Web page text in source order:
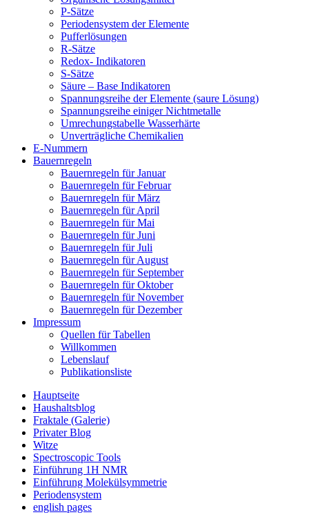
P-Sätze
Periodensystem der Elemente
Pufferlösungen
R-Sätze
Redox- Indikatoren
S-Sätze
Säure – Base Indikatoren
Spannungsreihe der Elemente (saure Lösung)
Spannungsreihe einiger Nichtmetalle
Umrechungstabelle Wasserhärte
Unverträgliche Chemikalien
E-Nummern
Bauernregeln
Bauernregeln für Januar
Bauernregeln für Februar
Bauernregeln für März
Bauernregeln für April
Bauernregeln für Mai
Bauernregeln für Juni
Bauernregeln für Juli
Bauernregeln für August
Bauernregeln für September
Bauernregeln für Oktober
Bauernregeln für November
Bauernregeln für Dezember
Impressum
Quellen für Tabellen
Willkommen
Lebenslauf
Publikationsliste
Hauptseite
Haushaltsblog
Fraktale (Galerie)
Privater Blog
Witze
Spectroscopic Tools
Einführung 1H NMR
Einführung Molekülsymmetrie
Periodensystem
english pages